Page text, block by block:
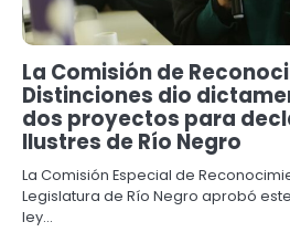
La Comisión de
Distinciones dio
dos proyectos para
Ilustres de Río Negro
La Comisión Especial de
Legislatura de Río Negro aprobó
ley…